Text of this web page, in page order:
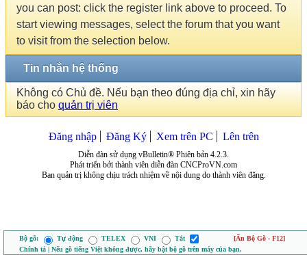
you can post: click the register link above to proceed. To
start viewing messages, select the forum that you want
to visit from the selection below.
Tin nhắn hệ thống
Không có Chủ đề. Nếu bạn theo đúng địa chỉ, xin hãy
báo cho quản trị viên
Đăng nhập Đăng Ký Xem trên PC Lên trên
Diễn đàn sử dụng vBulletin® Phiên bản 4.2.3.
Phát triển bởi thành viên diễn đàn CNCProVN.com
Ban quản trị không chịu trách nhiệm về nội dung do thành viên đăng.
Bộ gõ: Tự động TELEX VNI Tắt
[Ẩn Bộ Gõ - F12]
Chính tả | Nếu gõ tiếng Việt không được, hãy bật bộ gõ trên máy của bạn.